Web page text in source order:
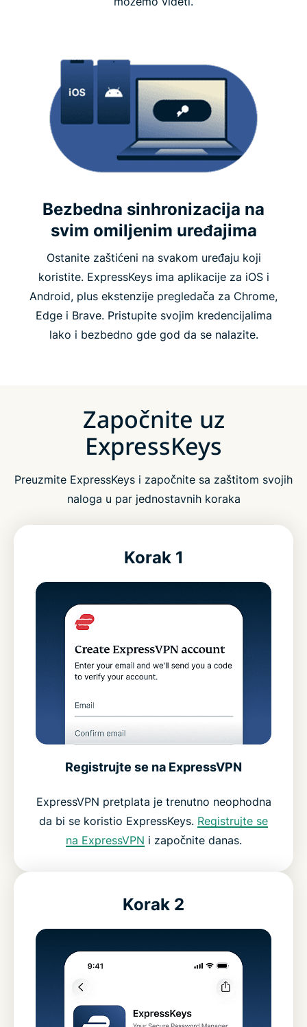
Bezbedna sinhronizacija na
svim omiljenim uređajima
Ostanite zaštićeni na svakom uređaju koji
koristite. ExpressKeys ima aplikacije za iOS i
Android, plus ekstenzije pregledača za Chrome,
Edge i Brave. Pristupite svojim kredencijalima
lako i bezbedno gde god da se nalazite.
Započnite uz
ExpressKeys
Preuzmite ExpressKeys i započnite sa zaštitom svojih
naloga u par jednostavnih koraka
Korak 1
Registrujte se na ExpressVPN
ExpressVPN pretplata je trenutno neophodna
da bi se koristio ExpressKeys. Registrujte se
na ExpressVPN i započnite danas.
Korak 2